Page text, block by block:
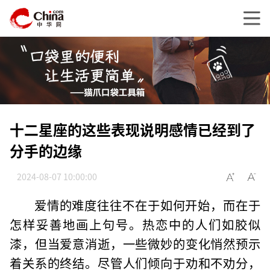
十二星座的这些表现说明感情已经到了
分手的边缘
2024-08-07 10:00:00
爱情的难度往往不在于如何开始，而在于
怎样妥善地画上句号。热恋中的人们如胶似
漆，但当爱意消逝，一些微妙的变化悄然预示
着关系的终结。尽管人们倾向于劝和不劝分，